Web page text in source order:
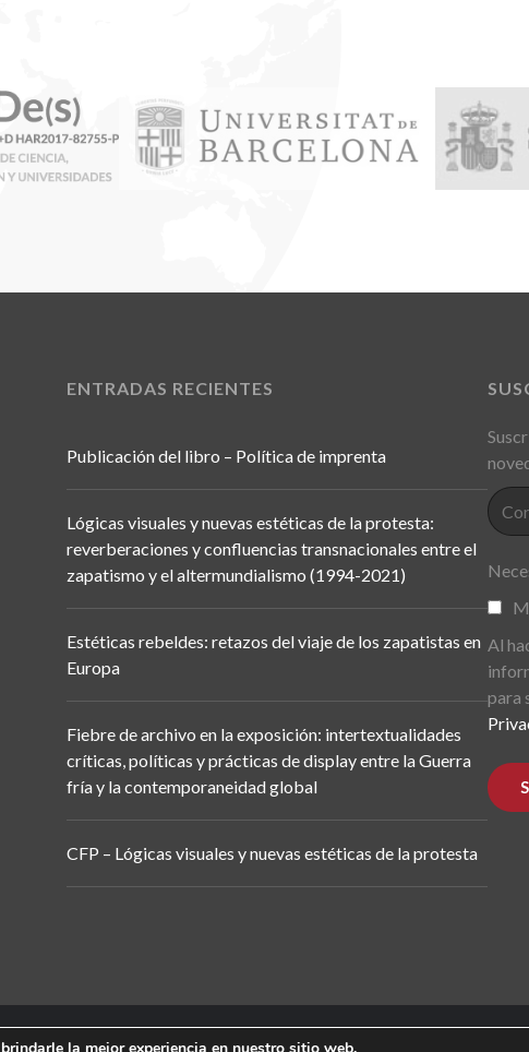
ENTRADAS RECIENTES
Publicación del libro – Política de imprenta
Lógicas visuales y nuevas estéticas de la protesta:
reverberaciones y confluencias transnacionales entre el
zapatismo y el altermundialismo (1994-2021)
Estéticas rebeldes: retazos del viaje de los zapatistas en
Europa
Fiebre de archivo en la exposición: intertextualidades
críticas, políticas y prácticas de display entre la Guerra
fría y la contemporaneidad global
CFP – Lógicas visuales y nuevas estéticas de la protesta
Al
para
MoDe(s). Modernidade(s) Descentralizada(s). 2015-2017.